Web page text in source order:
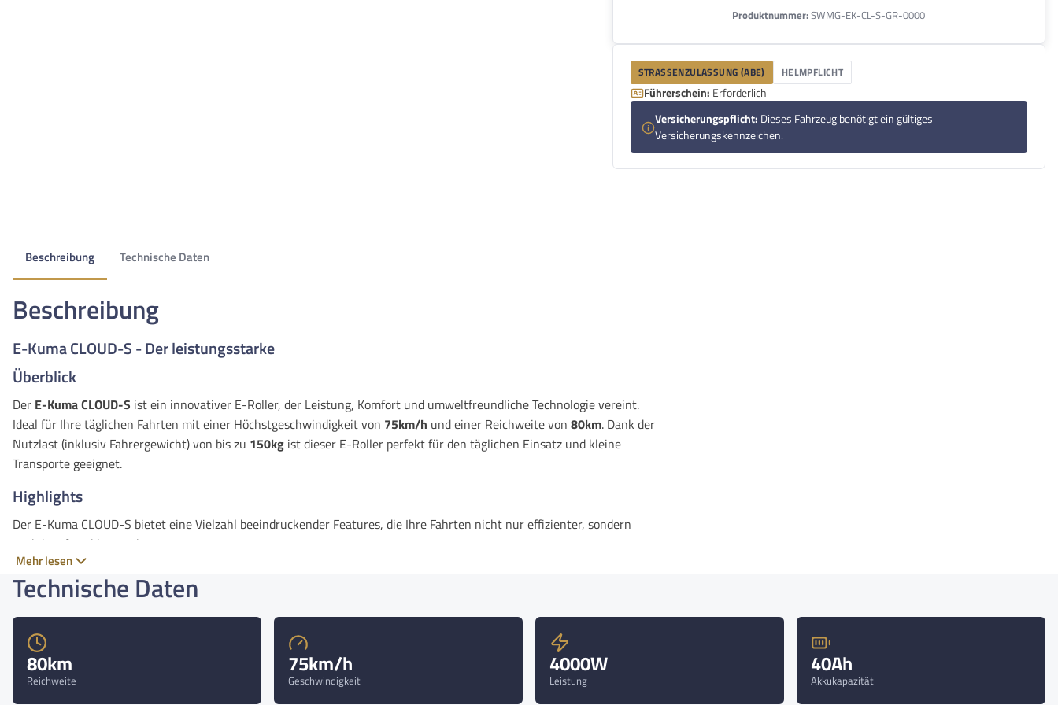
Produktnummer:SWMG-EK-CL-S-GR-0000
STRASSENZULASSUNG (ABE) HELMPFLICHT
Führerschein: Erforderlich
Versicherungspflicht: Dieses Fahrzeug benötigt ein gültiges
Versicherungskennzeichen.
Beschreibung Technische Daten
Beschreibung
E-Kuma CLOUD-S - Der leistungsstarke
Überblick
Der E-Kuma CLOUD-S ist ein innovativer E-Roller, der Leistung, Komfort und umweltfreundliche Technologie vereint.
Ideal für Ihre täglichen Fahrten mit einer Höchstgeschwindigkeit von 75km/h und einer Reichweite von 80km. Dank der
Nutzlast (inklusiv Fahrergewicht) von bis zu 150kg ist dieser E-Roller perfekt für den täglichen Einsatz und kleine
Transporte geeignet.
Highlights
Der E-Kuma CLOUD-S bietet eine Vielzahl beeindruckender Features, die Ihre Fahrten nicht nur effizienter, sondern
auch komfortabler machen:
LED Scheinwerfer:Stylisch und sicher – verleihen Ihrem Fahrzeug nicht nur einen coolen Look, sondern sorgen
auch für bessere Sichtbarkeit im Straßenverkehr!
Rücklicht:Sichtbar sicher – das helle Rücklicht sorgt dafür, dass Sie auch bei Dunkelheit und schlechten
Sichtverhältnissen gut wahrgenommen werden!
Bremslicht:
Sicher unterwegs – sorgt dafür, dass Sie auch bei Dunkelheit und schlechtem Wetter frühzeitig
gesehen werden!
Mehr lesen
Technische Daten
80km
Reichweite
75km/h
Geschwindigkeit
4000W
Leistung
40Ah
Akkukapazität